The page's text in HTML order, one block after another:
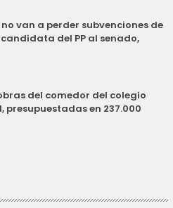
van a perder subvenciones de
candidata del PP al senado,
del comedor del colegio
presupuestadas en 237.000